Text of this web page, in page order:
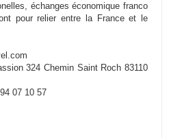
échanges économique franco
pour relier entre la France et le
324 Chemin Saint Roch 83110
07 10 57